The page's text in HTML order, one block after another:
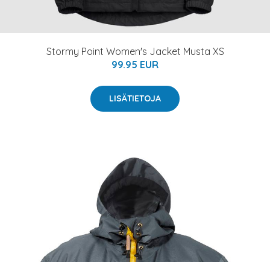
Stormy Point Women's Jacket Musta XS
99.95 EUR
LISÄTIETOJA